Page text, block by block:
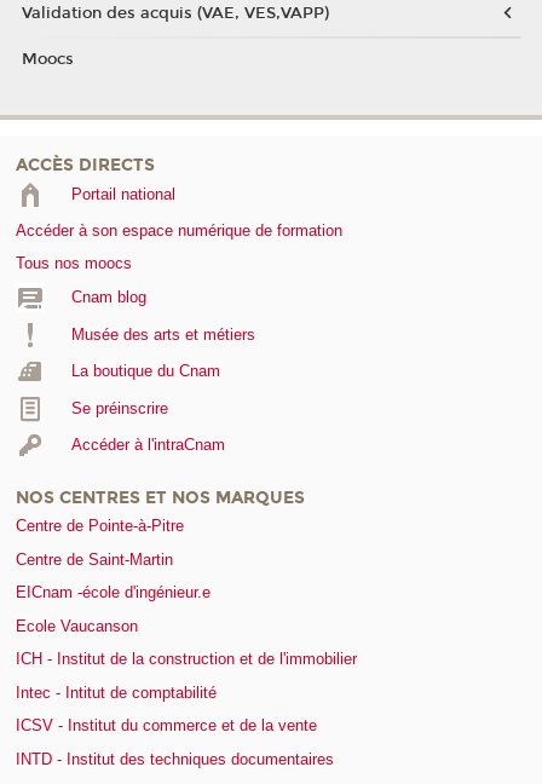
Validation des acquis (VAE, VES,VAPP)
Moocs
ACCÈS DIRECTS
Portail national
Accéder à son espace numérique de formation
Tous nos moocs
Cnam blog
Musée des arts et métiers
La boutique du Cnam
Se préinscrire
Accéder à l'intraCnam
NOS CENTRES ET NOS MARQUES
Centre de Pointe-à-Pitre
Centre de Saint-Martin
EICnam -école d'ingénieur.e
Ecole Vaucanson
ICH - Institut de la construction et de l'immobilier
Intec - Intitut de comptabilité
ICSV - Institut du commerce et de la vente
INTD - Institut des techniques documentaires